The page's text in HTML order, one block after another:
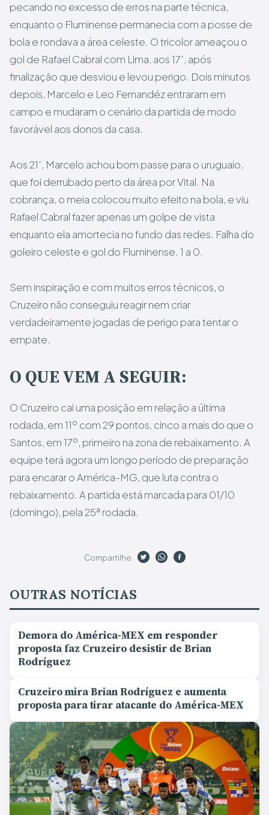
pecando no excesso de erros na parte técnica,
enquanto o Fluminense permanecia com a posse de
bola e rondava a área celeste. O tricolor ameaçou o
gol de Rafael Cabral com Lima, aos 17′, após
finalização que desviou e levou perigo. Dois minutos
depois, Marcelo e Leo Fernandéz entraram em
campo e mudaram o cenário da partida de modo
favorável aos donos da casa.
Aos 21′, Marcelo achou bom passe para o uruguaio,
que foi derrubado perto da área por Vital. Na
cobrança, o meia colocou muito efeito na bola, e viu
Rafael Cabral fazer apenas um golpe de vista
enquanto ela amortecia no fundo das redes. Falha do
goleiro celeste e gol do Fluminense. 1 a 0.
Sem inspiração e com muitos erros técnicos, o
Cruzeiro não conseguiu reagir nem criar
verdadeiramente jogadas de perigo para tentar o
empate.
O QUE VEM A SEGUIR:
O Cruzeiro cai uma posição em relação a última
rodada, em 11º com 29 pontos, cinco a mais do que o
Santos, em 17º, primeiro na zona de rebaixamento. A
equipe terá agora um longo período de preparação
para encarar o América-MG, que luta contra o
rebaixamento. A partida está marcada para 01/10
(domingo), pela 25ª rodada.
Compartilhe
OUTRAS NOTÍCIAS
Demora do América-MEX em responder
proposta faz Cruzeiro desistir de Brian
Rodríguez
Cruzeiro mira Brian Rodríguez e aumenta
proposta para tirar atacante do América-MEX